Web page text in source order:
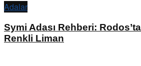
Adalar
Symi Adası Rehberi:
Renkli Liman